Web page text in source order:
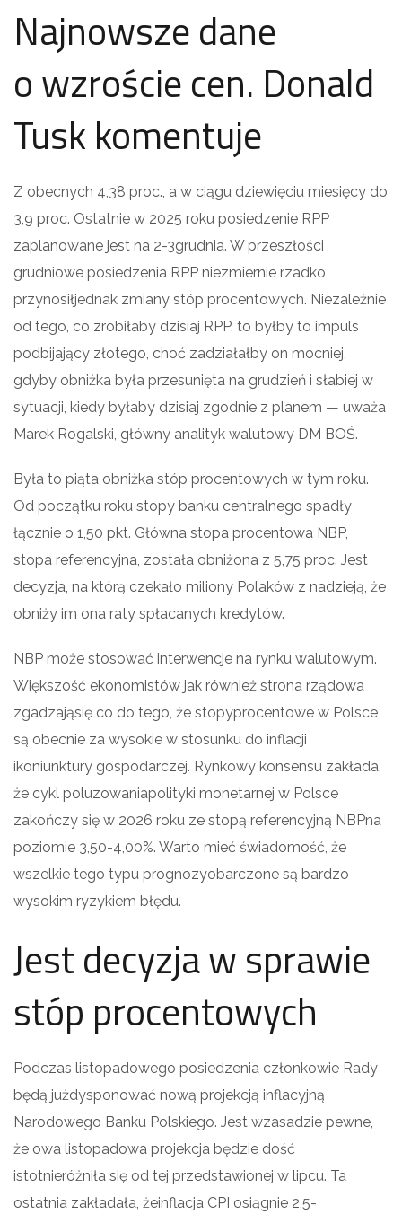
Najnowsze dane
o wzroście cen. Donald
Tusk komentuje
Z obecnych 4,38 proc., a w ciągu dziewięciu miesięcy do
3,9 proc. Ostatnie w 2025 roku posiedzenie RPP
zaplanowane jest na 2-3grudnia. W przeszłości
grudniowe posiedzenia RPP niezmiernie rzadko
przynosiłjednak zmiany stóp procentowych. Niezależnie
od tego, co zrobiłaby dzisiaj RPP, to byłby to impuls
podbijający złotego, choć zadziałałby on mocniej,
gdyby obniżka była przesunięta na grudzień i słabiej w
sytuacji, kiedy byłaby dzisiaj zgodnie z planem — uważa
Marek Rogalski, główny analityk walutowy DM BOŚ.
Była to piąta obniżka stóp procentowych w tym roku.
Od początku roku stopy banku centralnego spadły
łącznie o 1,50 pkt. Główna stopa procentowa NBP,
stopa referencyjna, została obniżona z 5,75 proc. Jest
decyzja, na którą czekało miliony Polaków z nadzieją, że
obniży im ona raty spłacanych kredytów.
NBP może stosować interwencje na rynku walutowym.
Większość ekonomistów jak również strona rządowa
zgadzająsię co do tego, że stopyprocentowe w Polsce
są obecnie za wysokie w stosunku do inflacji
ikoniunktury gospodarczej. Rynkowy konsensu zakłada,
że cykl poluzowaniapolityki monetarnej w Polsce
zakończy się w 2026 roku ze stopą referencyjną NBPna
poziomie 3,50-4,00%. Warto mieć świadomość, że
wszelkie tego typu prognozyobarczone są bardzo
wysokim ryzykiem błędu.
Jest decyzja w sprawie
stóp procentowych
Podczas listopadowego posiedzenia członkowie Rady
będą jużdysponować nową projekcją inflacyjną
Narodowego Banku Polskiego. Jest wzasadzie pewne,
że owa listopadowa projekcja będzie dość
istotnieróżniła się od tej przedstawionej w lipcu. Ta
ostatnia zakładała, żeinflacja CPI osiągnie 2,5-